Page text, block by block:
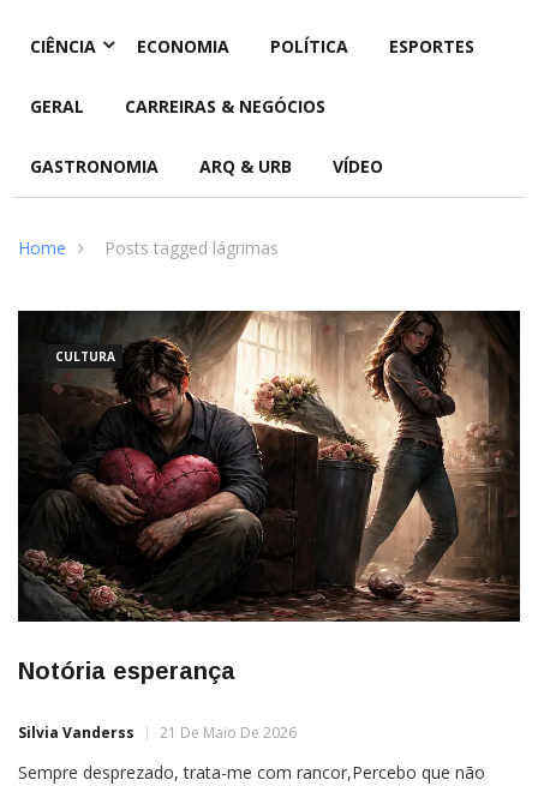
CIÊNCIA ECONOMIA POLÍTICA ESPORTES
GERAL CARREIRAS & NEGÓCIOS
GASTRONOMIA ARQ & URB VÍDEO
Home Posts tagged lágrimas
CULTURA
Notória esperança
Silvia Vanderss 21 De Maio De 2026
Sempre desprezado, trata-me com rancor,Percebo que não